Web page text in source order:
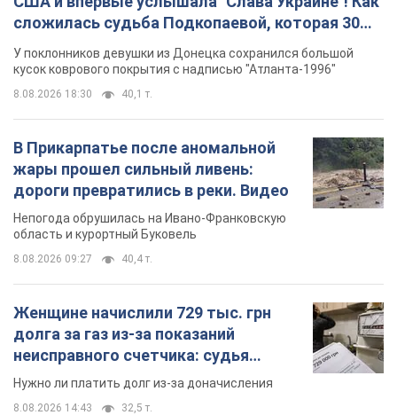
сложилась судьба Подкопаевой, которая 30
лет назад завоевала "золото" Олимпиады
У поклонников девушки из Донецка сохранился большой
кусок коврового покрытия с надписью "Атланта-1996"
8.08.2026 18:30 40,1 т.
В Прикарпатье после аномальной
жары прошел сильный ливень:
дороги превратились в реки. Видео
Непогода обрушилась на Ивано-Франковскую
область и курортный Буковель
8.08.2026 09:27 40,4 т.
Женщине начислили 729 тыс. грн
долга за газ из-за показаний
неисправного счетчика: судья
вынес неожиданное решение
Нужно ли платить долг из-за доначисления
8.08.2026 14:43 32,5 т.